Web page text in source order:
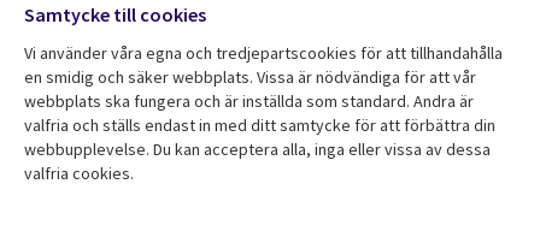
Resurscenter
Följ oss
Social
Media
SWEDEN
Samtycke till cookies
Vi använder våra egna och tredjepartscookies för att tillhandahålla
en smidig och säker webbplats. Vissa är nödvändiga för att vår
webbplats ska fungera och är inställda som standard. Andra är
valfria och ställs endast in med ditt samtycke för att förbättra din
webbupplevelse. Du kan acceptera alla, inga eller vissa av dessa
valfria cookies.